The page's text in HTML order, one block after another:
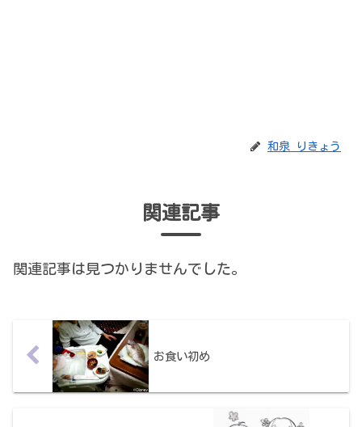
和泉 りきょう
関連記事
関連記事は見つかりませんでした。
お食い初め